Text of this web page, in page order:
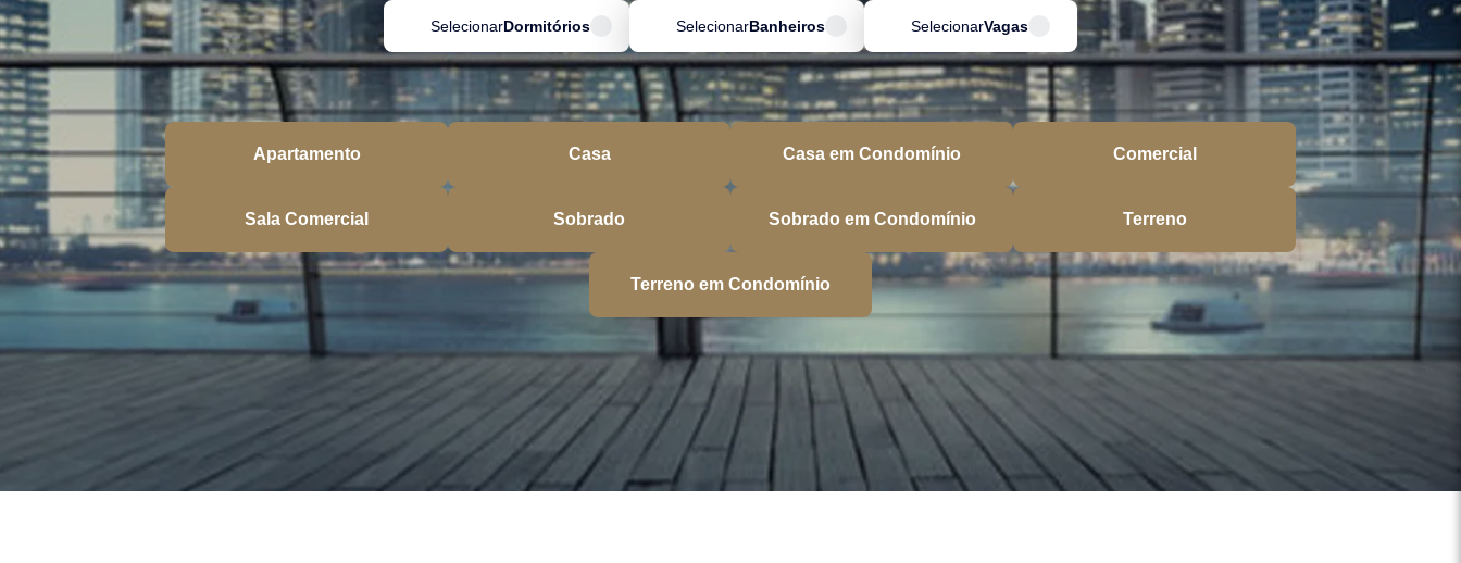
SelecionarDormitórios SelecionarBanheiros SelecionarVagas
Apartamento Casa Casa em Condomínio Comercial
Sala Comercial Sobrado Sobrado em Condomínio Terreno
Terreno em Condomínio